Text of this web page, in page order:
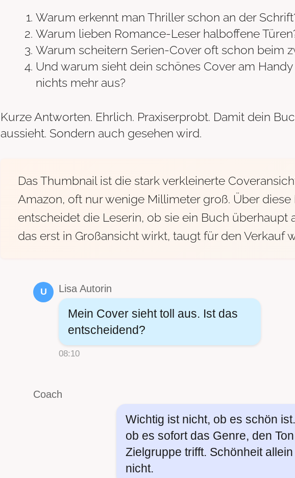
Warum erkennt man Thriller schon an der
Warum lieben Romance-Leser halboffene
Warum scheitern Serien-Cover oft schon beim
Und warum sieht dein schönes Cover am
nichts mehr aus?
Kurze Antworten. Ehrlich. Praxiserprobt. Damit dein
aussieht. Sondern auch gesehen wird.
Das Thumbnail ist die stark verkleinerte
Amazon, oft nur wenige Millimeter groß. Über
entscheidet die Leserin, ob sie ein Buch überhaupt
das erst in Großansicht wirkt, taugt für den Verkauf
U Lisa Autorin
Mein Cover sieht toll aus. Ist das
entscheidend?
08:10
Coach
Wichtig ist nicht, ob es schön
ob es sofort das Genre, den
Zielgruppe trifft. Schönheit
nicht.